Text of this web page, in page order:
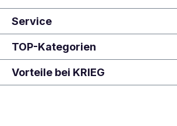
Service
TOP-Kategorien
Vorteile bei KRIEG